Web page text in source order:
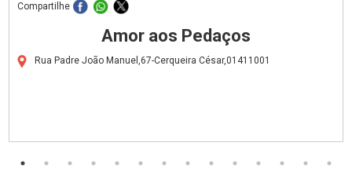
Compartilhe
Amor aos Pedaços
Rua Padre João Manuel,67-Cerqueira César,01411001